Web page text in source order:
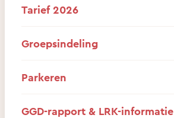
Tarief 2026
Groepsindeling
Parkeren
GGD-rapport & LRK-informatie